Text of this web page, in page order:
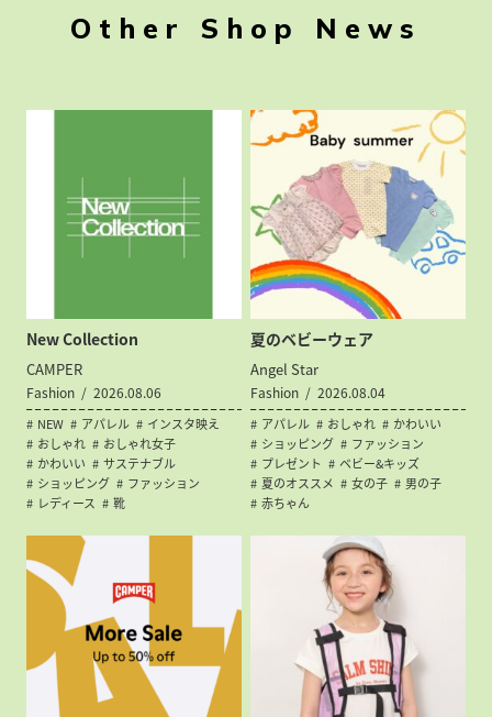
Other Shop News
New Collection
CAMPER
Fashion 2026.08.06
NEW アパレル
インスタ映え
おしゃれ
おしゃれ女子
かわいい
サステナブル
ショッピング
ファッション
レディース
靴
夏のベビーウェア
Angel Star
Fashion 2026.08.04
アパレル おしゃれ
かわいい
ショッピング
ファッション
プレゼント
ベビー&キッズ
夏のオススメ
女の子
男の子
赤ちゃん